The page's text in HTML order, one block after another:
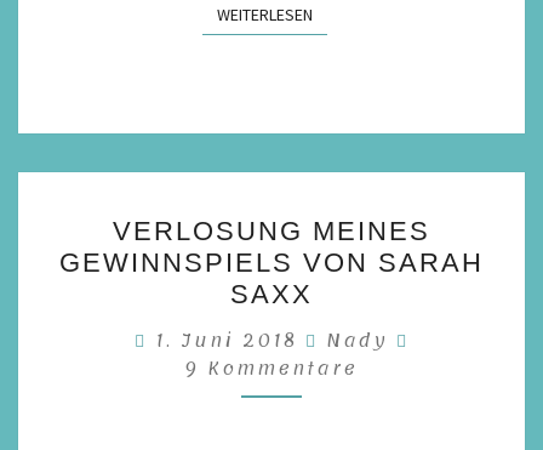
WEITERLESENWEITERLESEN
MEINES
GEWINNSPIELS
VON
SARAH
SAXX
VERLOSUNG MEINES
GEWINNSPIELS VON SARAH
SAXX
1. Juni 2018 Nady
9 Kommentare